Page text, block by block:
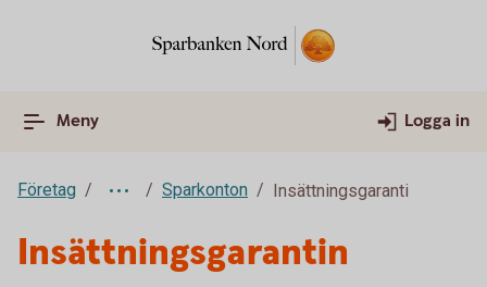
Meny Logga in
Företag Sparkonton Insättningsgaranti
Insättningsgarantin